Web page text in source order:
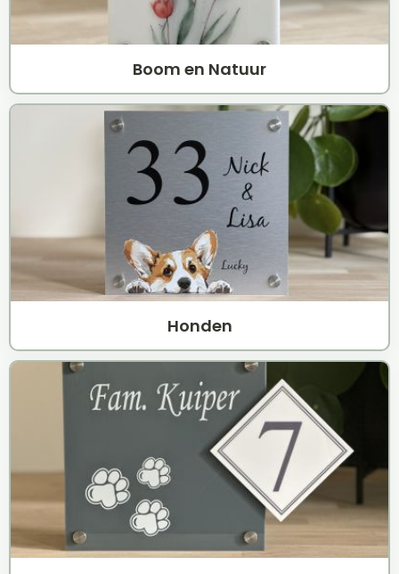
Boom en Natuur
Honden